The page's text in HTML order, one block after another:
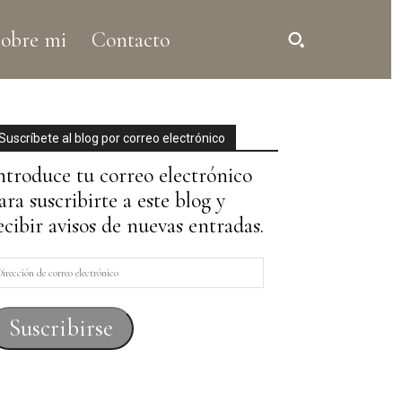
mi Contacto
al blog por correo electrónico
tu correo electrónico
suscribirte a este blog y
avisos de nuevas entradas.
Suscribirse